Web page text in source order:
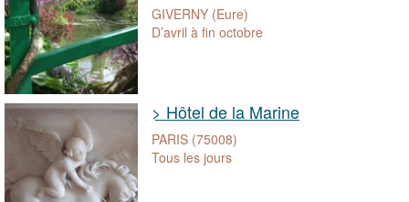
GIVERNY (Eure)
D’avril à fin octobre
> Hôtel de la Marine
PARIS (75008)
Tous les jours